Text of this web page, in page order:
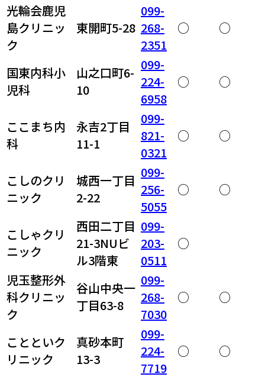
光輪会鹿児
島クリニッ
ク
東開町5-28
099-
268-
2351
○ ○
国東内科小
児科
山之口町6-
10
099-
224-
6958
○ ○
ここまち内
科
永吉2丁目
11-1
099-
821-
0321
○ ○
こしのクリ
ニック
城西一丁目
2-22
099-
256-
5055
○ ○
こしゃクリ
ニック
西田二丁目
21-3NUビ
ル3階東
099-
203-
0511
○
児玉整形外
科クリニッ
ク
谷山中央一
丁目63-8
099-
268-
7030
○ ○
ことといク
リニック
真砂本町
13-3
099-
224-
7719
○ ○